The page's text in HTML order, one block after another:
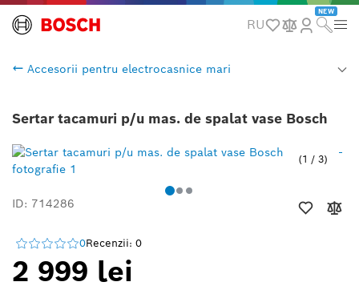
RU
NEW
Accesorii pentru electrocasnice mari
Sertar tacamuri p/u mas. de spalat vase Bosch
1 / 3
ID: 714286
0Recenzii: 0
2 999 lei